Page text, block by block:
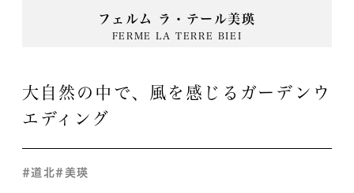
フェルム ラ・テール美瑛
FERME LA TERRE BIEI
大自然の中で、風を感じるガーデンウ
エディング
#道北#美瑛